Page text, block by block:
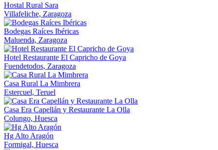
Hostal Rural Sara
Villafeliche, Zaragoza
Bodegas Raíces Ibéricas
Maluenda, Zaragoza
Hotel Restaurante El Capricho de Goya
Fuendetodos, Zaragoza
Casa Rural La Mimbrera
Estercuel, Teruel
Casa Era Capellán y Restaurante La Olla
Colungo, Huesca
Hg Alto Aragón
Formigal, Huesca